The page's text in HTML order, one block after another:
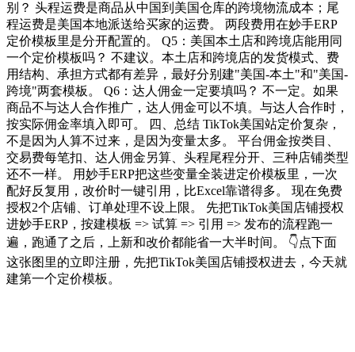
别？ 头程运费是商品从中国到美国仓库的跨境物流成本；尾
程运费是美国本地派送给买家的运费。 两段费用在妙手ERP
定价模板里是分开配置的。 Q5：美国本土店和跨境店能用同
一个定价模板吗？ 不建议。本土店和跨境店的发货模式、费
用结构、承担方式都有差异，最好分别建"美国-本土"和"美国-
跨境"两套模板。 Q6：达人佣金一定要填吗？ 不一定。如果
商品不与达人合作推广，达人佣金可以不填。与达人合作时，
按实际佣金率填入即可。 四、总结 TikTok美国站定价复杂，
不是因为人算不过来，是因为变量太多。 平台佣金按类目、
交易费每笔扣、达人佣金另算、头程尾程分开、三种店铺类型
还不一样。 用妙手ERP把这些变量全装进定价模板里，一次
配好反复用，改价时一键引用，比Excel靠谱得多。 现在免费
授权2个店铺、订单处理不设上限。 先把TikTok美国店铺授权
进妙手ERP，按建模板 => 试算 => 引用 => 发布的流程跑一
遍，跑通了之后，上新和改价都能省一大半时间。 👇点下面
这张图里的立即注册，先把TikTok美国店铺授权进去，今天就
建第一个定价模板。